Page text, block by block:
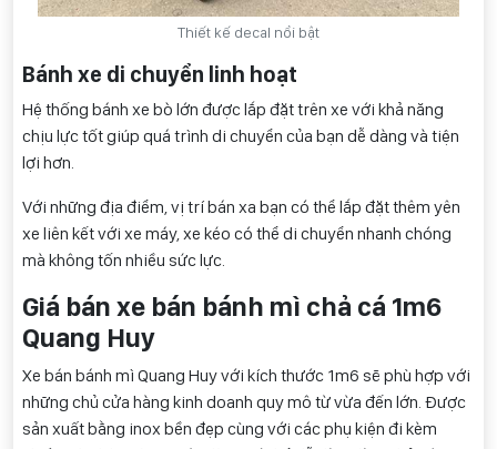
Thiết kế decal nổi bật
Bánh xe di chuyển linh hoạt
Hệ thống bánh xe bò lớn được lắp đặt trên xe với khả năng
chịu lực tốt giúp quá trình di chuyển của bạn dễ dàng và tiện
lợi hơn.
Với những địa điểm, vị trí bán xa bạn có thể lắp đặt thêm yên
xe liên kết với xe máy, xe kéo có thể di chuyển nhanh chóng
mà không tốn nhiều sức lực.
Giá bán xe bán bánh mì chả cá 1m6
Quang Huy
Xe bán bánh mì Quang Huy với kích thước 1m6 sẽ phù hợp với
những chủ cửa hàng kinh doanh quy mô từ vừa đến lớn. Được
sản xuất bằng inox bền đẹp cùng với các phụ kiện đi kèm